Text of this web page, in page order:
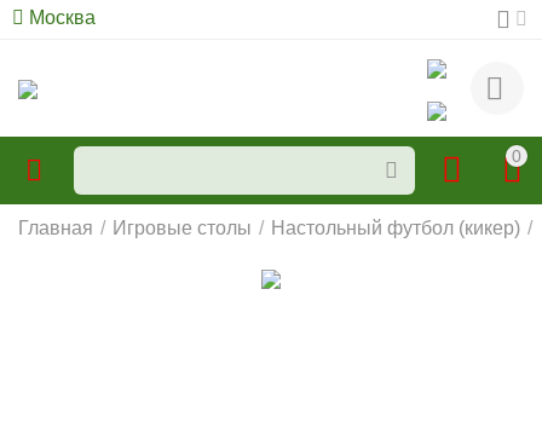
Москва
0
Главная / Игровые столы / Настольный футбол (кикер) /